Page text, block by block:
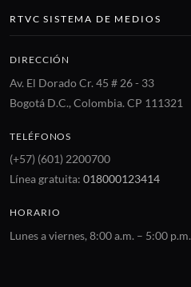
RTVC SISTEMA DE MEDIOS
DIRECCIÓN
Av. El Dorado Cr. 45 # 26 - 33
Bogotá D.C., Colombia. CP 111321
TELÉFONOS
(+57) (601) 2200700
Línea gratuita: 018000123414
HORARIO
Lunes a viernes, 8:00 a.m. – 5:00 p.m.